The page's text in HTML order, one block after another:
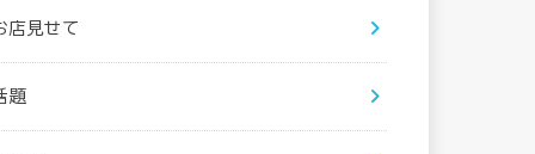
店見せて
題